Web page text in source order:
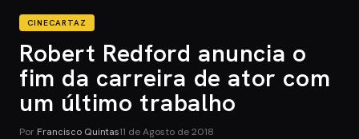
CINECARTAZ
Robert Redford anuncia o
fim da carreira de ator com
um último trabalho
Por Francisco Quintas11 de Agosto de 2018